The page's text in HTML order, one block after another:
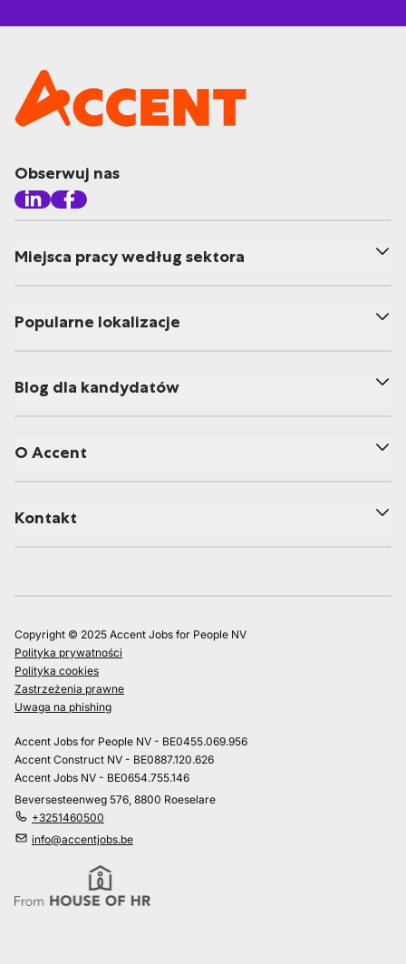
Obserwuj nas
Miejsca pracy według sektora
Popularne lokalizacje
Blog dla kandydatów
O Accent
Kontakt
Copyright © 2025 Accent Jobs for People NV
Polityka prywatności
Polityka cookies
Zastrzeżenia prawne
Uwaga na phishing
Accent Jobs for People NV - BE0455.069.956
Accent Construct NV - BE0887.120.626
Accent Jobs NV - BE0654.755.146
Beversesteenweg 576, 8800 Roeselare
+3251460500
info@accentjobs.be